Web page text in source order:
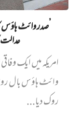
’صدر وائٹ ہاؤس
امریکہ میں ایک
روک دیا...